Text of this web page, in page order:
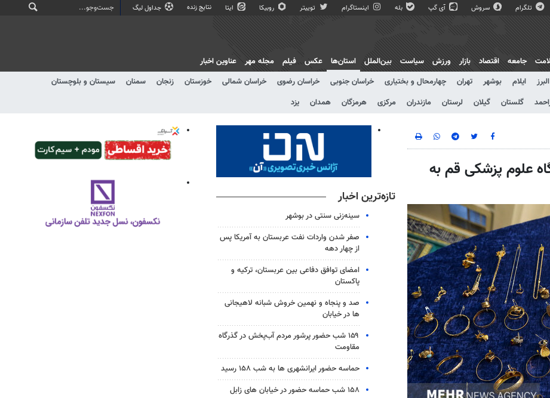
تلگرام سروش آی گپ بله اینستاگرام توییتر روبیکا ایتا نتایج زنده جداول لیگ
جامعه اقتصاد بازار ورزش سیاست بین‌الملل
استان‌ها
البرز ایلام بوشهر تهران چهارمحال و بختیاری خراسان جنوبی خراسان رضوی خراسان شمالی خوزستان زنجان سمنان
سیستان و بلوچستان
گلستان گیلان لرستان مازندران مرکزی هرمزگان همدان یزد
عکس فیلم مجله مهر عناوین اخبار
دانشگاه علوم پزشکی قم به
تازه‌ترین اخبار
سینه‌زنی سنتی در بوشهر
صفر شدن واردات نفت عربستان به آمریکا پس
از چهار دهه
امضای توافق دفاعی بین عربستان، ترکیه و
پاکستان
صد و پنجاه و نهمین خروش شبانه لاهیجانی
ها در خیابان
۱۵۹ شب حضور پرشور مردم آب‌پخش در گذرگاه
مقاومت
حماسه حضور ایرانشهری ها به شب ۱۵۸ رسید
۱۵۸ شب حماسه حضور در خیابان های زابل